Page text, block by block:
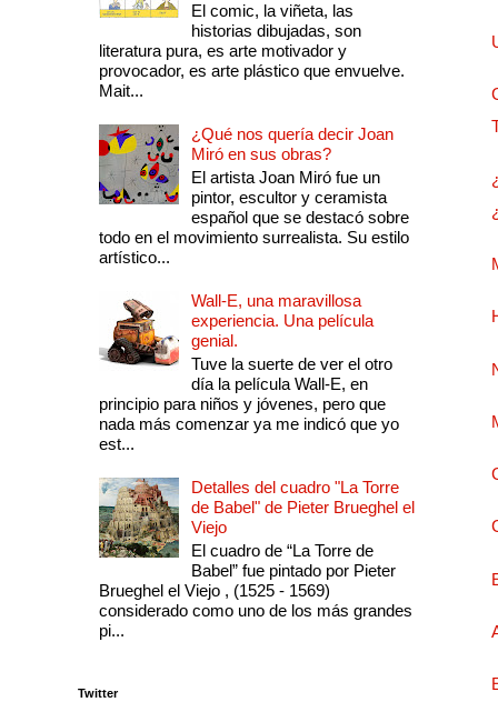
El comic, la viñeta, las
historias dibujadas, son
literatura pura, es arte motivador y
provocador, es arte plástico que envuelve.
Mait...
¿Qué nos quería decir Joan
Miró en sus obras?
El artista Joan Miró fue un
pintor, escultor y ceramista
español que se destacó sobre
todo en el movimiento surrealista. Su estilo
artístico...
Wall-E, una maravillosa
experiencia. Una película
genial.
Tuve la suerte de ver el otro
día la película Wall-E, en
principio para niños y jóvenes, pero que
nada más comenzar ya me indicó que yo
est...
Detalles del cuadro "La Torre
de Babel" de Pieter Brueghel el
Viejo
El cuadro de “La Torre de
Babel” fue pintado por Pieter
Brueghel el Viejo , (1525 - 1569)
considerado como uno de los más grandes
pi...
Twitter